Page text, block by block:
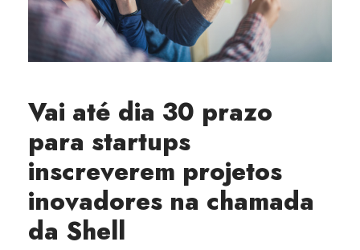
Vai até dia 30 prazo
para startups
inscreverem projetos
inovadores na chamada
da Shell